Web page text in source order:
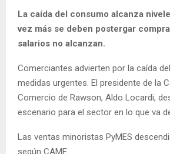
La caída del consumo alcanza
vez más se deben postergar
salarios no alcanzan.
Comerciantes advierten por la caída
medidas urgentes. El presidente de la
Comercio de Rawson, Aldo Locardi,
escenario para el sector en lo que va
Las ventas minoristas PyMES
según CAME.